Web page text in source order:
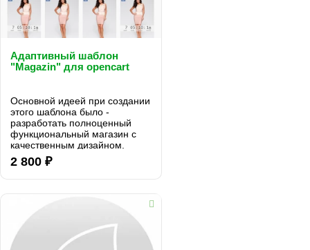
Адаптивный шаблон
"Magazin" для opencart
Основной идеей при создании
этого шаблона было -
разработать полноценный
функциональный магазин с
качественным дизайном.
Очень большое внимание мы
уделили юзабилити магазина.
уйти от неу..
2 800 ₽